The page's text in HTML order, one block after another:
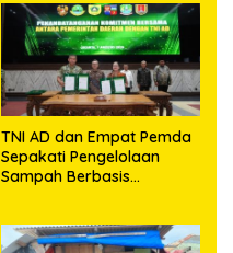
TNI AD dan Empat Pemda
Sepakati Pengelolaan
Sampah Berbasis